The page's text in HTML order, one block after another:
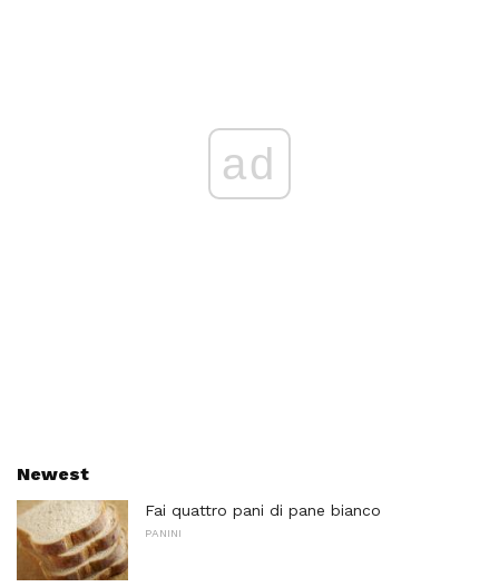
ad
Newest
Fai quattro pani di pane bianco
PANINI